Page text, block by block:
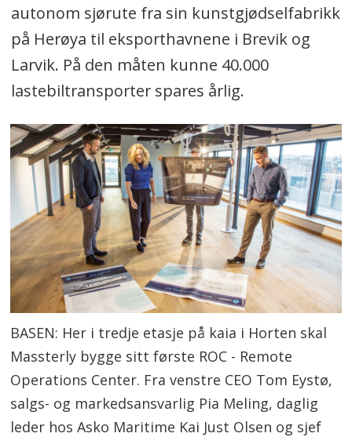
autonom sjørute fra sin kunstgjødselfabrikk
på Herøya til eksporthavnene i Brevik og
Larvik. På den måten kunne 40.000
lastebiltransporter spares årlig.
BASEN: Her i tredje etasje på kaia i Horten skal
Massterly bygge sitt første ROC - Remote
Operations Center. Fra venstre CEO Tom Eystø,
salgs- og markedsansvarlig Pia Meling, daglig
leder hos Asko Maritime Kai Just Olsen og sjef